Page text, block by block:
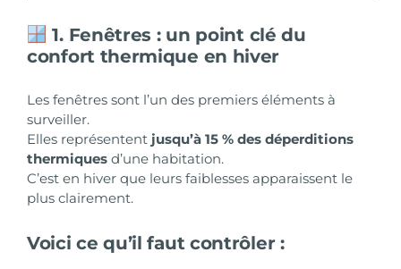
1. Fenêtres : un point clé du
confort thermique en hiver
Les fenêtres sont l’un des premiers éléments à
surveiller.
Elles représentent jusqu’à 15 % des déperditions
thermiques d’une habitation.
C’est en hiver que leurs faiblesses apparaissent le
plus clairement.
Voici ce qu’il faut contrôler :